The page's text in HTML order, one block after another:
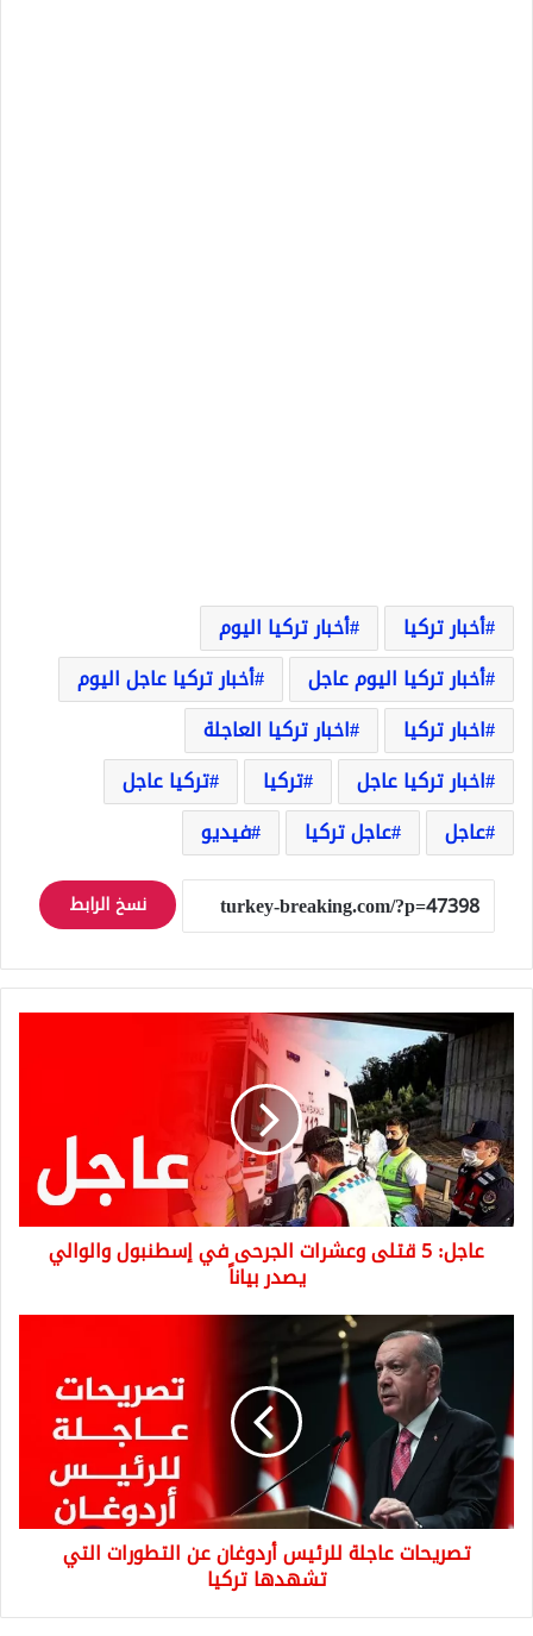
أخبار تركيا
أخبار تركيا اليوم
أخبار تركيا اليوم عاجل
أخبار تركيا عاجل اليوم
اخبار تركيا
اخبار تركيا العاجلة
اخبار تركيا عاجل
تركيا
تركيا عاجل
عاجل
عاجل تركيا فيديو
نسخ الرابط
5
قتلى
وعشرات
الجرحى
في
إسطنبول
والوالي
يصدر
عاجل: 5 قتلى وعشرات الجرحى في إسطنبول والوالي
يصدر بياناً
تصريحات
للرئيس
أردوغان
عن
التطورات
التي
تشهدها
تركيا
تصريحات عاجلة للرئيس أردوغان عن التطورات التي
تشهدها تركيا